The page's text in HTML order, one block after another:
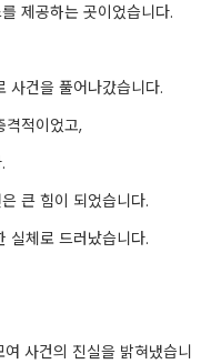
제공하는 곳이었습니다.
사건을 풀어나갔습니다.
격적이었고,
큰 힘이 되었습니다.
실체로 드러났습니다.
사건의 진실을 밝혀냈습니